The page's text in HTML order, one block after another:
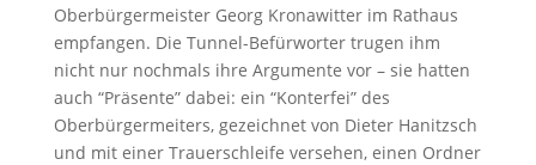
Oberbürgermeister Georg Kronawitter im Rathaus
empfangen. Die Tunnel-Befürworter trugen ihm
nicht nur nochmals ihre Argumente vor – sie hatten
auch “Präsente” dabei: ein “Konterfei” des
Oberbürgermeiters, gezeichnet von Dieter Hanitzsch
und mit einer Trauerschleife versehen, einen Ordner